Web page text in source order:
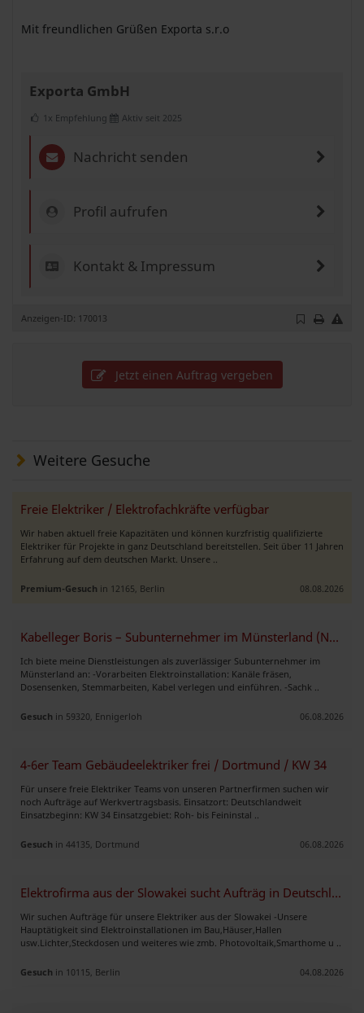
Mit freundlichen Grüßen Exporta s.r.o
Exporta GmbH
1x Empfehlung Aktiv seit 2025
Nachricht senden
Profil aufrufen
Kontakt & Impressum
Anzeigen-ID: 170013
Jetzt einen Auftrag vergeben
Weitere Gesuche
Freie Elektriker / Elektrofachkräfte verfügbar
Wir haben aktuell freie Kapazitäten und können kurzfristig qualifizierte
Elektriker für Projekte in ganz Deutschland bereitstellen. Seit über 11 Jahren
Erfahrung auf dem deutschen Markt. Unsere ..
Premium-Gesuch in 12165, Berlin 08.08.2026
Kabelleger Boris – Subunternehmer im Münsterland (NRW)
Ich biete meine Dienstleistungen als zuverlässiger Subunternehmer im
Münsterland an: -Vorarbeiten Elektroinstallation: Kanäle fräsen,
Dosensenken, Stemmarbeiten, Kabel verlegen und einführen. -Sachk ..
Gesuch in 59320, Ennigerloh 06.08.2026
4-6er Team Gebäudeelektriker frei / Dortmund / KW 34
Für unsere freie Elektriker Teams von unseren Partnerfirmen suchen wir
noch Aufträge auf Werkvertragsbasis. Einsatzort: Deutschlandweit
Einsatzbeginn: KW 34 Einsatzgebiet: Roh- bis Feininstal ..
Gesuch in 44135, Dortmund 06.08.2026
Elektrofirma aus der Slowakei sucht Aufträg in Deutschland
Wir suchen Aufträge für unsere Elektriker aus der Slowakei -Unsere
Hauptätigkeit sind Elektroinstallationen im Bau,Häuser,Hallen
usw.Lichter,Steckdosen und weiteres wie zmb. Photovoltaik,Smarthome u ..
Gesuch in 10115, Berlin 04.08.2026